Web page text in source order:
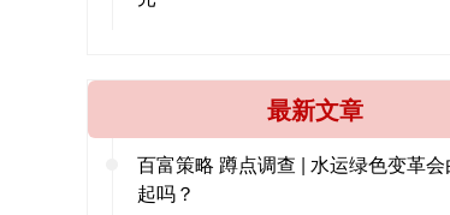
最新文章
百富策略 蹲点调查 | 水运绿色变革
起吗？